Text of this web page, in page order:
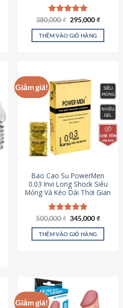
Được xếp
hạng5.00
5 sao
380,000₫ Giá
là:
380,000 ₫.
295,000₫Giá
tại
THÊM VÀO GIỎ HÀNG
Giảm giá!
Bao Cao Su PowerMen
0.03 Invi Long Shock Siêu
Mỏng Và Kéo Dài Thời Gian
Được xếp
hạng4.85
5 sao
500,000₫ Giá
là:
500,000 ₫.
345,000₫Giá
tại
THÊM VÀO GIỎ HÀNG
Giảm giá!